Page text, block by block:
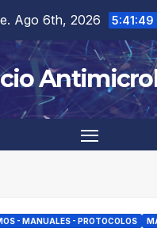
Ago 6th, 2026 5:41:49
- MANUALES - PROTOCOLOS